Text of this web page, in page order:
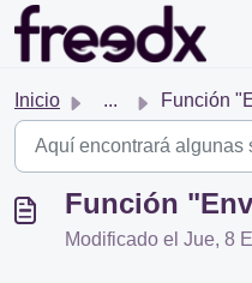
Saltar al contenido
Inicio ... Función
Función
Modificado el Jue, 8